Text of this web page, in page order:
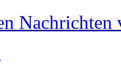
Nachrichten